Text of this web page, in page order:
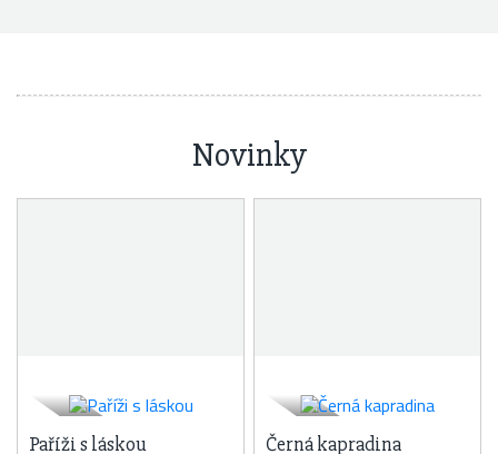
Novinky
Paříži s láskou Černá kapradina